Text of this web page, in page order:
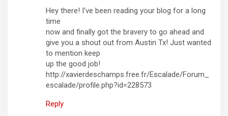
Hey there! I’ve been reading your blog for a long
time
now and finally got the bravery to go ahead and
give you a shout out from Austin Tx! Just wanted
to mention keep
up the good job!
http://xavierdeschamps.free.fr/Escalade/Forum_
escalade/profile.php?id=228573
Reply